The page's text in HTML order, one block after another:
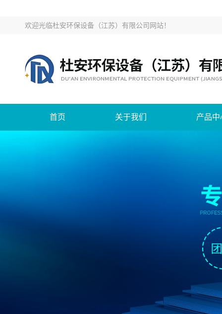
欢迎光临杜安环保设备（江苏）有限公司网站！
首页 关于我们 产品中